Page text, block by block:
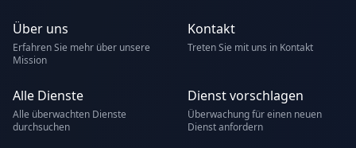
Über uns
Erfahren Sie mehr über unsere
Mission
Kontakt
Treten Sie mit uns in Kontakt
Alle Dienste
Alle überwachten Dienste
durchsuchen
Dienst vorschlagen
Überwachung für einen neuen
Dienst anfordern